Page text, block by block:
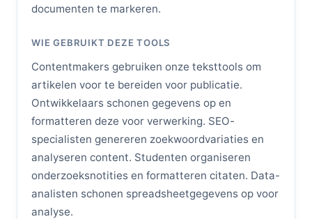
documenten te markeren.
WIE GEBRUIKT DEZE TOOLS
Contentmakers gebruiken onze teksttools om
artikelen voor te bereiden voor publicatie.
Ontwikkelaars schonen gegevens op en
formatteren deze voor verwerking. SEO-
specialisten genereren zoekwoordvariaties en
analyseren content. Studenten organiseren
onderzoeksnotities en formatteren citaten. Data-
analisten schonen spreadsheetgegevens op voor
analyse.